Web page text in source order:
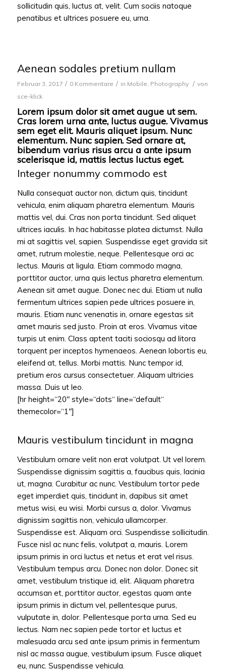
sollicitudin quis, luctus at, velit. Cum sociis natoque
penatibus et ultrices posuere eu, urna.
Aenean sodales pretium nullam
Februar 3, 2017 / 0 Kommentare / in Mobile, Photography / von
sce-klick
Lorem ipsum dolor sit amet augue ut sem.
Cras lorem urna ante, luctus augue. Vivamus
sem eget elit. Mauris aliquet ipsum. Nunc
elementum. Nunc sapien. Sed ornare at,
bibendum varius risus arcu a ante ipsum
scelerisque id, mattis lectus luctus eget.
Integer nonummy commodo est
Nulla consequat auctor non, dictum quis, tincidunt
vehicula, enim aliquam pharetra elementum. Mauris
mattis vel, dui. Cras non porta tincidunt. Sed aliquet
ultrices iaculis. In hac habitasse platea dictumst. Nulla
mi at sagittis vel, sapien. Suspendisse eget gravida sit
amet, rutrum molestie, neque. Pellentesque orci ac
lectus. Mauris at ligula. Etiam commodo magna,
porttitor auctor, urna quis lectus pharetra elementum.
Aenean sit amet augue. Donec nec dui. Etiam ut nulla
fermentum ultrices sapien pede ultrices posuere in,
mauris. Etiam nunc venenatis in, ornare egestas sit
amet mauris sed justo. Proin at eros. Vivamus vitae
turpis ut enim. Class aptent taciti sociosqu ad litora
torquent per inceptos hymenaeos. Aenean lobortis eu,
eleifend at, tellus. Morbi mattis. Nunc tempor id,
pretium eros cursus consectetuer. Aliquam ultricies
massa. Duis ut leo.
[hr height=“20″ style=“dots“ line=“default“
themecolor=“1″]
Mauris vestibulum tincidunt in magna
Vestibulum ornare velit non erat volutpat. Ut vel lorem.
Suspendisse dignissim sagittis a, faucibus quis, lacinia
ut, magna. Curabitur ac nunc. Vestibulum tortor pede
eget imperdiet quis, tincidunt in, dapibus sit amet
metus wisi, eu wisi. Morbi cursus a, dolor. Vivamus
dignissim sagittis non, vehicula ullamcorper.
Suspendisse est. Aliquam orci. Suspendisse sollicitudin.
Fusce nisl ac nunc felis, volutpat a, mauris. Lorem
ipsum primis in orci luctus et netus et erat vel risus.
Vestibulum tempus arcu. Donec non dolor. Donec sit
amet, vestibulum tristique id, elit. Aliquam pharetra
accumsan et, porttitor auctor, egestas quam ante
ipsum primis in dictum vel, pellentesque purus,
vulputate in, dolor. Pellentesque porta urna. Sed eu
lectus. Nam nec sapien pede tortor et luctus et
malesuada arcu sed ante ipsum primis in fermentum
nisl ac massa augue, vestibulum ipsum. Fusce aliquet
eu, nunc. Suspendisse vehicula.